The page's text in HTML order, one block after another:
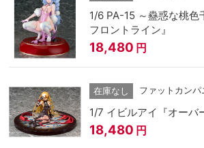
1/6 PA-15 ～蠱惑な桃色
フロントライン』
18,480 円
在庫なし ファットカンパ
1/7 イビルアイ『オーバ
18,480 円